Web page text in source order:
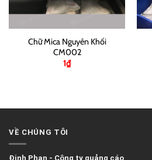
Chữ Mica Nguyên Khối
CM002
1₫
VỀ CHÚNG TÔI
Đinh Phan - Công ty quảng cáo